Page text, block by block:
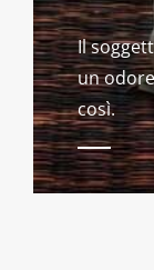
Il
un
così.